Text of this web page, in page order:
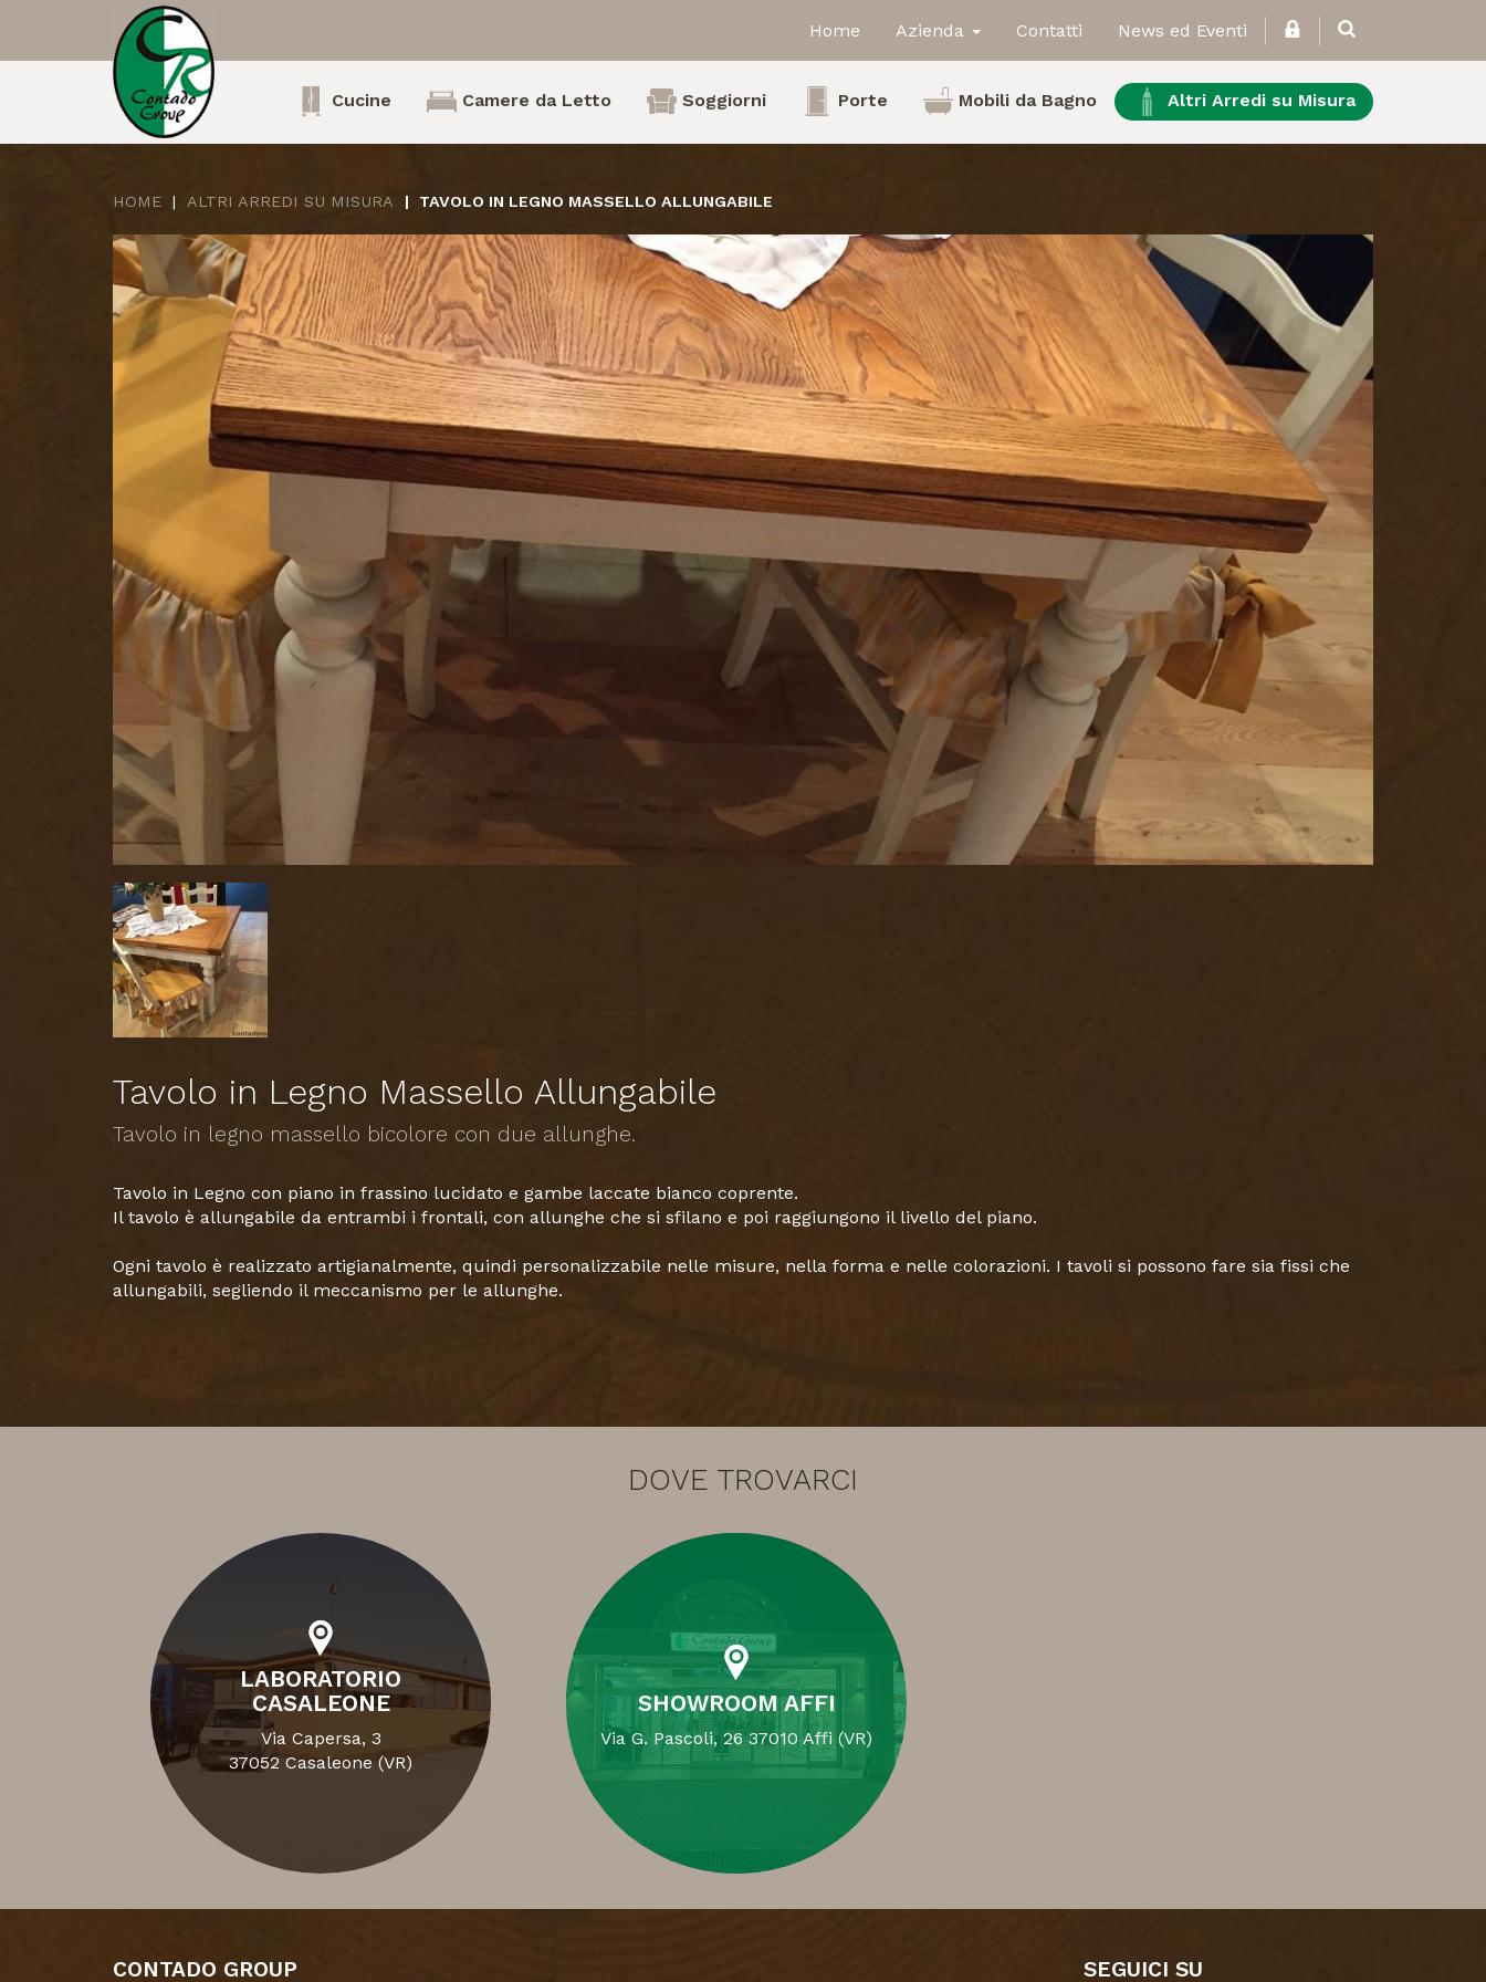
Home Azienda Contatti News ed Eventi
Cucine Camere da Letto Soggiorni Porte Mobili da Bagno Altri Arredi su Misura
HOME ALTRI ARREDI SU MISURA TAVOLO IN LEGNO MASSELLO ALLUNGABILE
Tavolo in Legno Massello Allungabile
Tavolo in legno massello bicolore con due allunghe.
Tavolo in Legno con piano in frassino lucidato e gambe laccate bianco coprente.
Il tavolo è allungabile da entrambi i frontali, con allunghe che si sfilano e poi raggiungono il livello del piano.
​Ogni tavolo è realizzato artigianalmente, quindi personalizzabile nelle misure, nella forma e nelle colorazioni. I tavoli si possono fare sia fissi che
allungabili, segliendo il meccanismo per le allunghe.
DOVE TROVARCI
LABORATORIO
CASALEONE
Via Capersa, 3
37052 Casaleone (VR)
SHOWROOM AFFI
Via G. Pascoli, 26 37010 Affi (VR)
CONTADO GROUP SEGUICI SU